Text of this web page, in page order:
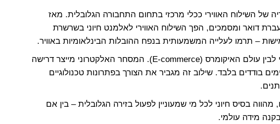
של השילוח האווירי ככלי מרכזי בתחום התחבורה הגלובלית. מאז
דואר ומסמכים, הפך השילוח האווירי לאלמנט חיוני בשרשרת
– תרמו לעלייה המשמעותית בנפח ההובלות הבינלאומיות באוויר.
בשנים האחרונות, ניכר הקשר הישיר בין שילוח אווירי בינלאומי לבין עולם האיקומרס (E-commerce). המסחר האלקטרוני מייצר דרישה
בודדים בלבד. שילוב זה מגביר את הצורך בפתרונות טכנולוגיים
בסיס חיוני לכל מי שמעוניין לפעול בזירה הגלובלית – בין אם
מידה עולמי.